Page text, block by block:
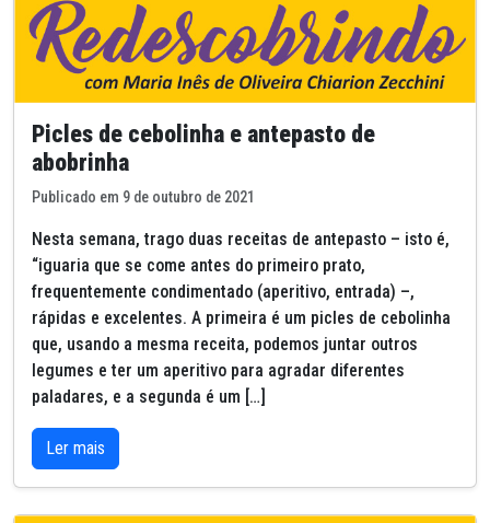
Picles de cebolinha e antepasto de
abobrinha
Publicado em 9 de outubro de 2021
Nesta semana, trago duas receitas de antepasto – isto é,
“iguaria que se come antes do primeiro prato,
frequentemente condimentado (aperitivo, entrada) –,
rápidas e excelentes. A primeira é um picles de cebolinha
que, usando a mesma receita, podemos juntar outros
legumes e ter um aperitivo para agradar diferentes
paladares, e a segunda é um […]
Ler mais